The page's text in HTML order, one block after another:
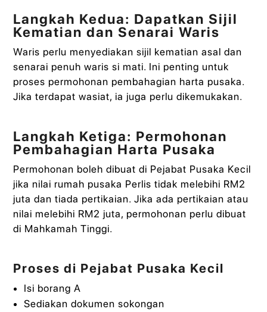
Langkah Kedua: Dapatkan Sijil
Kematian dan Senarai Waris
Waris perlu menyediakan sijil kematian asal dan
senarai penuh waris si mati. Ini penting untuk
proses permohonan pembahagian harta pusaka.
Jika terdapat wasiat, ia juga perlu dikemukakan.
Langkah Ketiga: Permohonan
Pembahagian Harta Pusaka
Permohonan boleh dibuat di Pejabat Pusaka Kecil
jika nilai rumah pusaka Perlis tidak melebihi RM2
juta dan tiada pertikaian. Jika ada pertikaian atau
nilai melebihi RM2 juta, permohonan perlu dibuat
di Mahkamah Tinggi.
Proses di Pejabat Pusaka Kecil
Isi borang A
Sediakan dokumen sokongan